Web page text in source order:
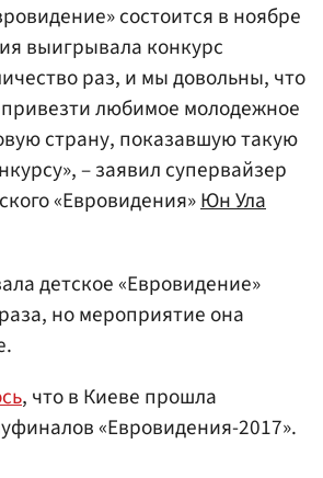
состоится в ноябре
выигрывала конкурс
раз, и мы довольны, что
любимое молодежное
страну, показавшую такую
– заявил супервайзер
«Евровидения»Юн Ула
детское «Евровидение»
но мероприятие она
, что в Киеве прошла
«Евровидения-2017».